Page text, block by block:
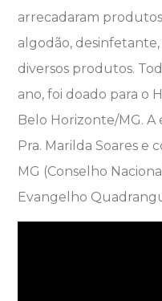
arrecadaram
algodão,
diversos produtos.
ano, foi doado para o
Belo Horizonte/MG.
Pra. Marilda Soares e
MG (Conselho
Evangelho